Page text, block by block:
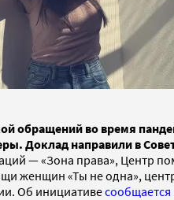
обращений во время
Доклад направили в
— «Зона права», Центр
женщин «Ты не одна»,
Об инициативесообщается